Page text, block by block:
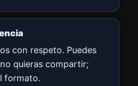
con respeto. Puedes
quieras compartir;
formato.